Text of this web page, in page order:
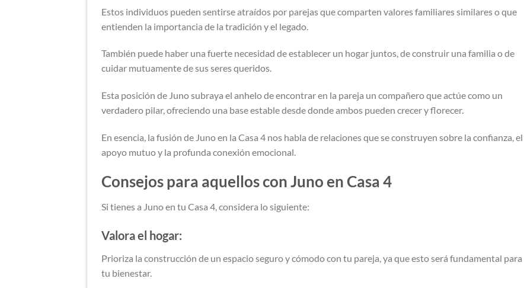
Estos individuos pueden sentirse atraídos por parejas que comparten valores familiares similares o que
entienden la importancia de la tradición y el legado.
También puede haber una fuerte necesidad de establecer un hogar juntos, de construir una familia o de
cuidar mutuamente de sus seres queridos.
Esta posición de Juno subraya el anhelo de encontrar en la pareja un compañero que actúe como un
verdadero pilar, ofreciendo una base estable desde donde ambos pueden crecer y florecer.
En esencia, la fusión de Juno en la Casa 4 nos habla de relaciones que se construyen sobre la confianza, el
apoyo mutuo y la profunda conexión emocional.
Consejos para aquellos con Juno en Casa 4
Si tienes a Juno en tu Casa 4, considera lo siguiente:
Valora el hogar:
Prioriza la construcción de un espacio seguro y cómodo con tu pareja, ya que esto será fundamental para
tu bienestar.